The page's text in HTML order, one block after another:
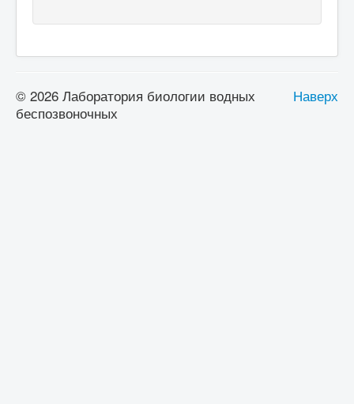
Наверх
© 2026 Лаборатория биологии водных
беспозвоночных